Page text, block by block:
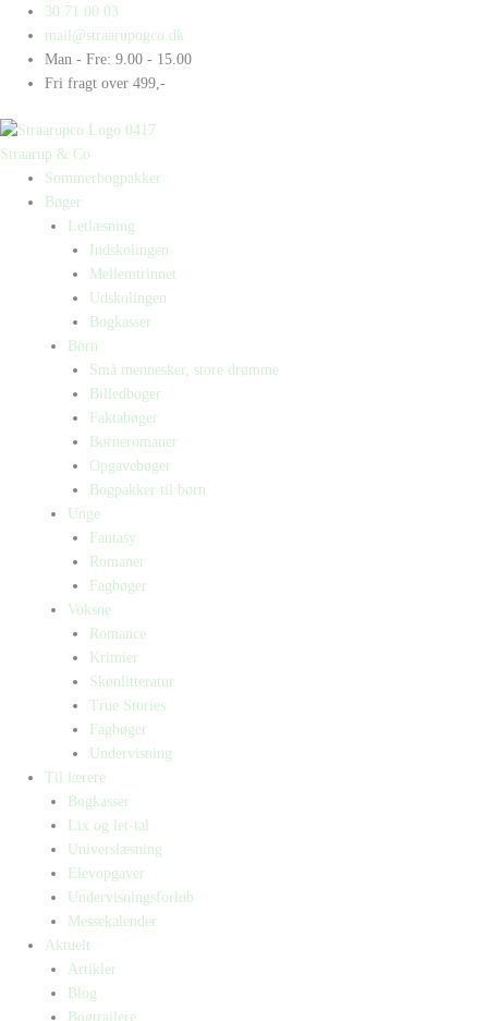
indholdet
30 71 00 03
mail@straarupogco.dk
Man - Fre: 9.00 - 15.00
Fri fragt over 499,-
Straarup & Co
Sommerbogpakker
Bøger
Letlæsning
Indskolingen
Mellemtrinnet
Udskolingen
Bogkasser
Børn
Små mennesker, store drømme
Billedbøger
Faktabøger
Børneromaner
Opgavebøger
Bogpakker til børn
Unge
Fantasy
Romaner
Fagbøger
Voksne
Romance
Krimier
Skønlitteratur
True Stories
Fagbøger
Undervisning
Til lærere
Bogkasser
Lix og let-tal
Universlæsning
Elevopgaver
Undervisningsforløb
Messekalender
Aktuelt
Artikler
Blog
Bogtrailere
Products
search
Products
search